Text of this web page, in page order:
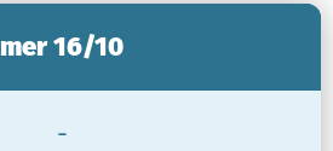
mer 16/10
-